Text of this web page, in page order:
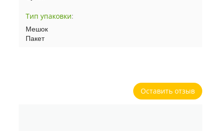
Тип упаковки:
Мешок
Пакет
Оставить отзыв